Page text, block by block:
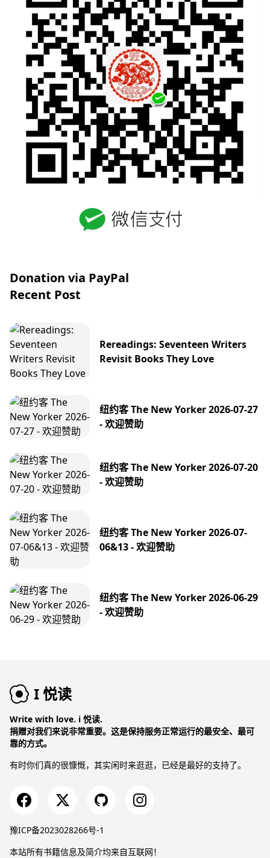
Donation via PayPal
Recent Post
Rereadings: Seventeen Writers
Revisit Books They Love
纽约客 The New Yorker 2026-07-27
- 欢迎赞助
纽约客 The New Yorker 2026-07-20
- 欢迎赞助
纽约客 The New Yorker 2026-07-
06&13 - 欢迎赞助
纽约客 The New Yorker 2026-06-29
- 欢迎赞助
I 悦读
Write with love. i 悦读.
捐赠对我们来说非常重要。这是保持服务正常运行的最安全、最可
靠的方式。
有时你们真的很慷慨，其实闲时来逛逛，已经是最好的支持了。
豫ICP备2023028266号-1
本站所有书籍信息及简介均来自互联网！